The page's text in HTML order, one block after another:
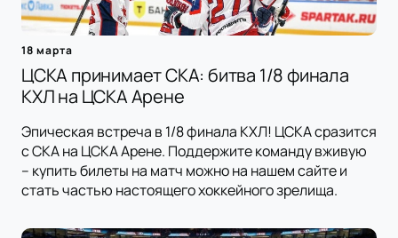
18 марта
ЦСКА принимает СКА: битва 1/8 финала
КХЛ на ЦСКА Арене
Эпическая встреча в 1/8 финала КХЛ! ЦСКА сразится
с СКА на ЦСКА Арене. Поддержите команду вживую
– купить билеты на матч можно на нашем сайте и
стать частью настоящего хоккейного зрелища.